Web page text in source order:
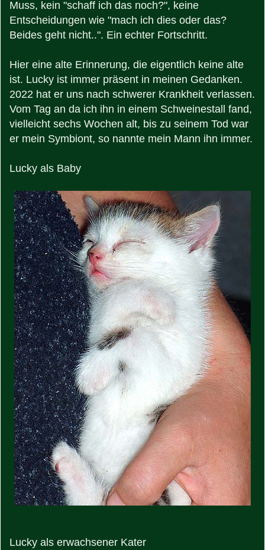
Muss, kein "schaff ich das noch?", keine
Entscheidungen wie "mach ich dies oder das?
Beides geht nicht..". Ein echter Fortschritt.
Hier eine alte Erinnerung, die eigentlich keine alte
ist. Lucky ist immer präsent in meinen Gedanken.
2022 hat er uns nach schwerer Krankheit verlassen.
Vom Tag an da ich ihn in einem Schweinestall fand,
vielleicht sechs Wochen alt, bis zu seinem Tod war
er mein Symbiont, so nannte mein Mann ihn immer.
Lucky als Baby
Lucky als erwachsener Kater